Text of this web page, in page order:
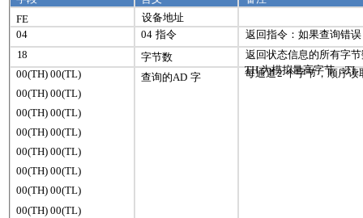
FE
设备地址
04
04 指令
返回指令：如果查询错
18
字节数
返回状态信息的所有字
00(TH) 00(TL)
00(TH) 00(TL)
00(TH) 00(TL)
00(TH) 00(TL)
00(TH) 00(TL)
00(TH) 00(TL)
00(TH) 00(TL)
00(TH) 00(TL)
查询的AD 字
TH 为模拟量高字节，TL
每通道2个字节，顺序读